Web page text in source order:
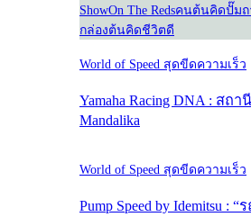
ShowOn The Redsคนต้นคิดปั๊มถ
กล่องต้นคิดชีวิตดี
World of Speed สุดขีดความเร็ว
Yamaha Racing DNA : ส
Mandalika
World of Speed สุดขีดความเร็ว
Pump Speed by Idemitsu :